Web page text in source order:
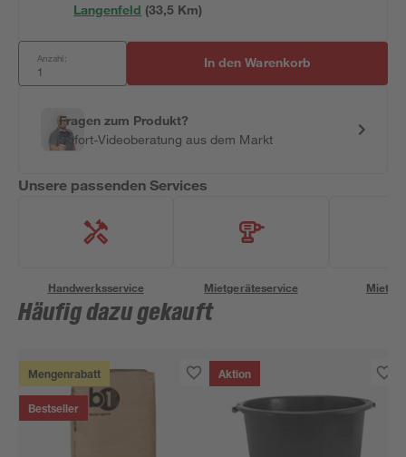
Langenfeld (33,5 Km)
Anzahl: In den Warenkorb
Fragen zum Produkt?
Sofort-Videoberatung aus dem Markt
Unsere passenden Services
Handwerksservice Mietgeräteservice
Häufig dazu gekauft
Mengenrabatt
Bestseller
Aktion